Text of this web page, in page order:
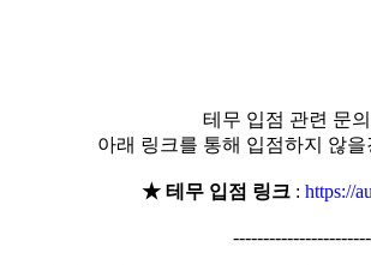
테무 입점 관련 문
아래 링크를 통해 입점하지 않
★ 테무 입점 링크: https://
-----------------------